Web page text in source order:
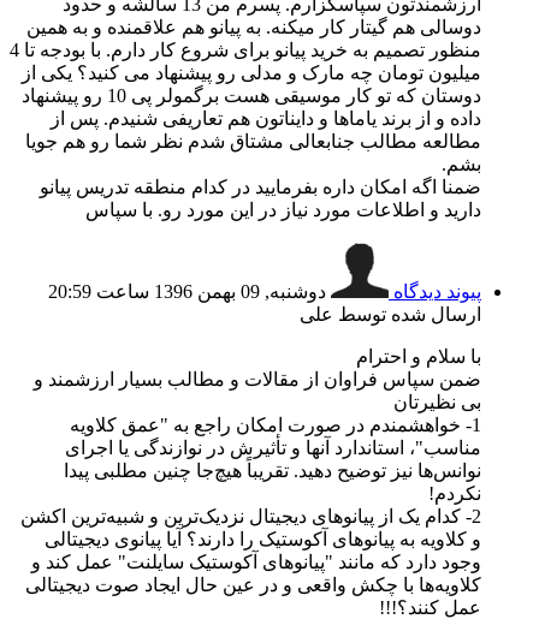
دوسالی هم گیتار کار میکنه. به پیانو هم علاقمنده و به همین
منظور تصمیم به خرید پیانو برای شروع کار دارم. با بودجه تا 4
میلیون تومان چه مارک و مدلی رو پیشنهاد می کنید؟ یکی از
دوستان که تو کار موسیقی هست برگمولر پی 10 رو پیشنهاد
داده و از برند یاماها و دایناتون هم تعاریفی شنیدم. پس از
مطالعه مطالب جنابعالی مشتاق شدم نظر شما رو هم جویا
بشم.
ضمنا اگه امکان داره بفرمایید در کدام منطقه تدریس پیانو
دارید و اطلاعات مورد نیاز در این مورد رو. با سپاس
پیوند دیدگاه
دوشنبه, 09 بهمن 1396 ساعت 20:59
ارسال شده توسط علی
با سلام و احترام
ضمن سپاس فراوان از مقالات و مطالب بسیار ارزشمند و
بی نظیرتان
1- خواهشمندم در صورت امکان راجع به "عمق کلاویه
مناسب"، استاندارد آنها و تأثیرش در نوازندگی یا اجرای
نوانس‌ها نیز توضیح دهید. تقریباً هیچ‌جا چنین مطلبی پیدا
نکردم!
2- کدام یک از پیانوهای دیجیتال نزدیک‌ترین و شبیه‌ترین اکشن
و کلاویه به پیانوهای آکوستیک را دارند؟ آیا پیانوی دیجیتالی
وجود دارد که مانند "پیانوهای آکوستیک سایلنت" عمل کند و
کلاویه‌ها با چکش واقعی و در عین حال ایجاد صوت دیجیتالی
عمل کنند؟!!!